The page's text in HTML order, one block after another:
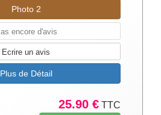
Photo 2
encore d'avis
Ecrire un avis
Plus de Détail
25.90 € TTC